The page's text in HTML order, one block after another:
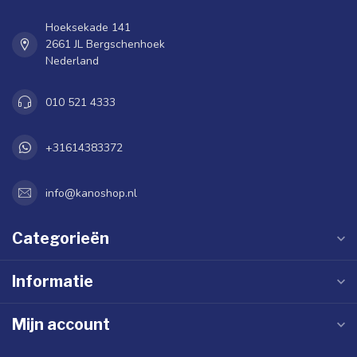
Hoeksekade 141
2661 JL Bergschenhoek
Nederland
010 521 4333
+31614383372
info@kanoshop.nl
Categorieën
Informatie
Mijn account